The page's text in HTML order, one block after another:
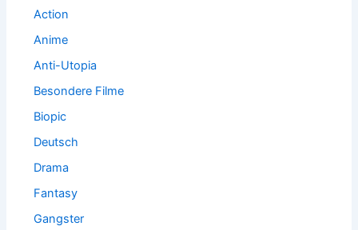
Action
Anime
Anti-Utopia
Besondere Filme
Biopic
Deutsch
Drama
Fantasy
Gangster